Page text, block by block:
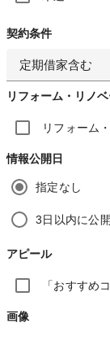
契約条件
定期借家含む
リフォーム・リノ
リフォーム
情報公開日
指定なし
3日以内に公開
アピール
「おすすめ
画像